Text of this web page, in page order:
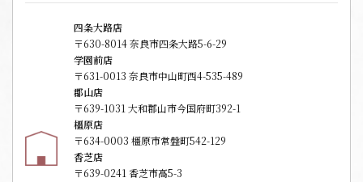
四条大路店
〒630-8014 奈良市四条大路5-6-29
学園前店
〒631-0013 奈良市中山町西4-535-489
郡山店
〒639-1031 大和郡山市今国府町392-1
橿原店
〒634-0003 橿原市常盤町542-129
香芝店
〒639-0241 香芝市高5-3